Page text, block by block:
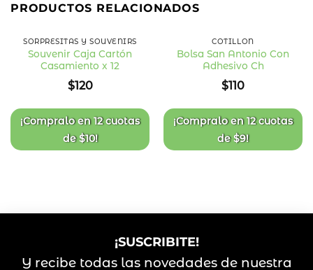
PRODUCTOS RELACIONADOS
Añadir
SORPRESITAS Y SOUVENIRS
Souvenir Caja Cartón
Casamiento x 12
$120
¡Compralo en12 cuotas
de$10!
COTILLÓN
Bolsa San Antonio Con
Adhesivo Ch
$110
¡Compralo en12 cuotas
de$9!
¡SUSCRIBITE!
Y recibe todas las novedades de nuestra